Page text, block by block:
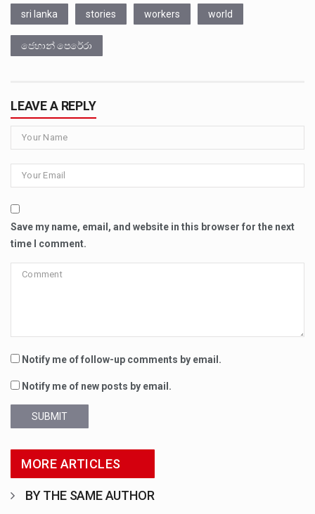
sri lanka stories workers world
ජෙහාන් පෙරේරා
LEAVE A REPLY
Save my name, email, and website in this browser for the next
time I comment.
Notify me of follow-up comments by email.
Notify me of new posts by email.
SUBMIT
MORE ARTICLES
BY THE SAME AUTHOR